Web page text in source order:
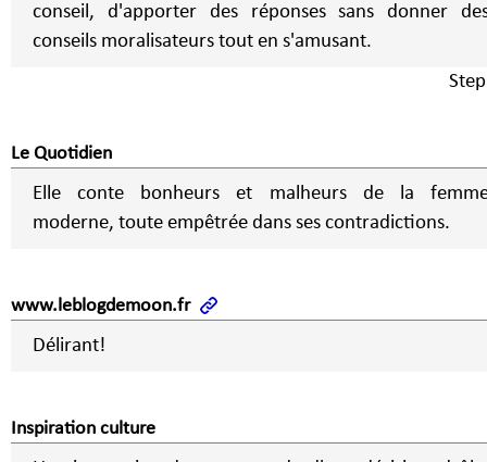
conseil, d'apporter des réponses sans donner
conseils moralisateurs tout en s'amusant.
Le Quotidien
Elle conte bonheurs et malheurs de la
moderne, toute empêtrée dans ses contradictions.
www.leblogdemoon.fr
Délirant!
Inspiration culture